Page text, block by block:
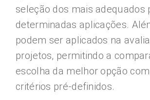
seleção dos mais adequados
determinadas aplicações.
podem ser aplicados na
projetos, permitindo a
escolha da melhor opção
critérios pré-definidos.